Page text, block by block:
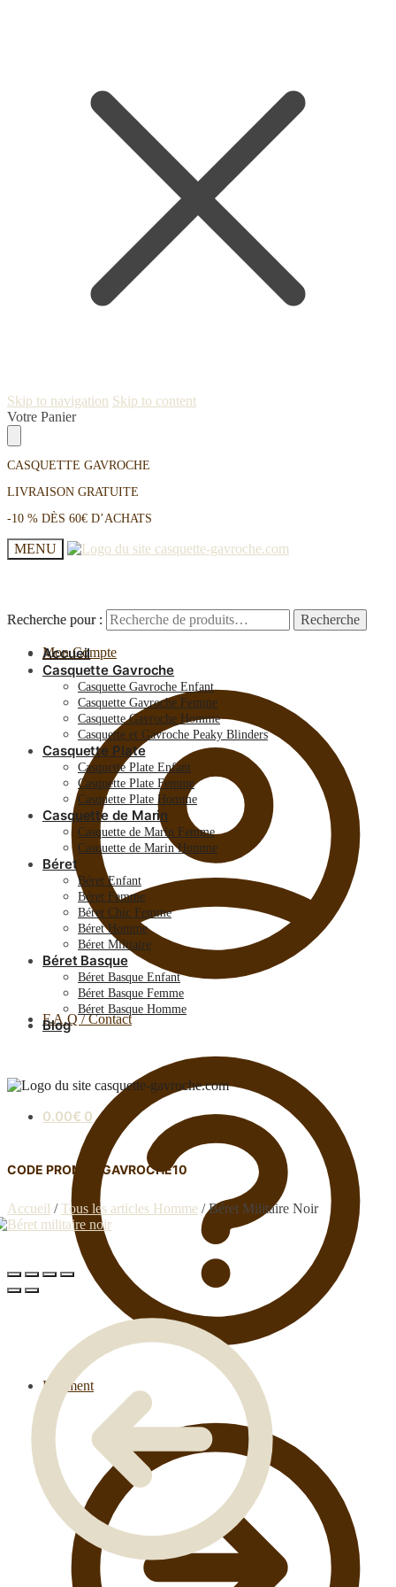
Skip to navigation Skip to content
Votre Panier
CASQUETTE GAVROCHE
LIVRAISON GRATUITE
-10 % DÈS 60€ D’ACHATS
MENU
Recherche pour : Recherche
Mon Compte
F.A.Q / Contact
Paiement
Recherche pour : Recherche
Accueil
Casquette Gavroche
Casquette Gavroche Enfant
Casquette Gavroche Femme
Casquette Gavroche Homme
Casquette et Gavroche Peaky Blinders
Casquette Plate
Casquette Plate Enfant
Casquette Plate Femme
Casquette Plate Homme
Casquette de Marin
Casquette de Marin Femme
Casquette de Marin Homme
Béret
Béret Enfant
Béret Femme
Béret Chic Femme
Béret Homme
Béret Militaire
Béret Basque
Béret Basque Enfant
Béret Basque Femme
Béret Basque Homme
Blog
0.00€ 0
CODE PROMO : GAVROCHE10
Accueil /Tous les articles Homme /Béret Militaire Noir